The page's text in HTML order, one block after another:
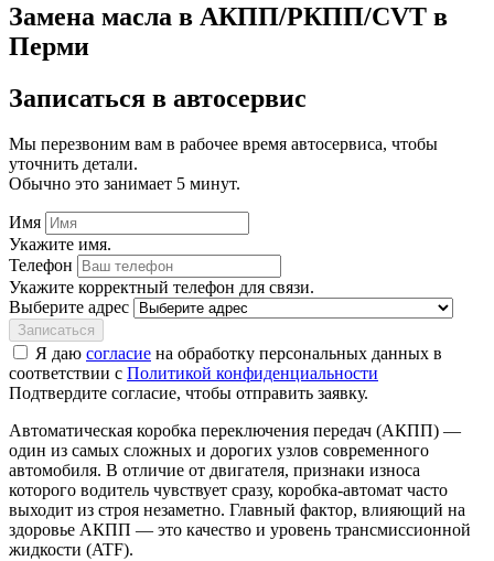
Замена масла в АКПП/РКПП/CVT в
Перми
Записаться в автосервис
Мы перезвоним вам в рабочее время автосервиса, чтобы
уточнить детали.
Обычно это занимает 5 минут.
Имя
Укажите имя.
Телефон
Укажите корректный телефон для связи.
Выберите адрес
Записаться
Я даю согласие на обработку персональных данных в
соответствии с Политикой конфиденциальности
Подтвердите согласие, чтобы отправить заявку.
Автоматическая коробка переключения передач (АКПП) —
один из самых сложных и дорогих узлов современного
автомобиля. В отличие от двигателя, признаки износа
которого водитель чувствует сразу, коробка-автомат часто
выходит из строя незаметно. Главный фактор, влияющий на
здоровье АКПП — это качество и уровень трансмиссионной
жидкости (ATF).